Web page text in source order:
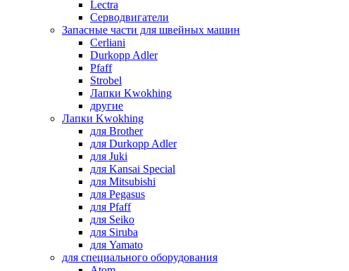
Lectra
Серводвигатели
Запасные части для швейных машин
Cerliani
Durkopp Adler
Pfaff
Strobel
Лапки Kwokhing
другие
Лапки Kwokhing
для Brother
для Durkopp Adler
для Juki
для Kansai Special
для Mitsubishi
для Pegasus
для Pfaff
для Seiko
для Siruba
для Yamato
для специального оборудования